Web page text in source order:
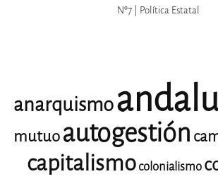
Nº7 | Política Estatal
anarquismo
mutuoautogestión
capitalismocolonialismo